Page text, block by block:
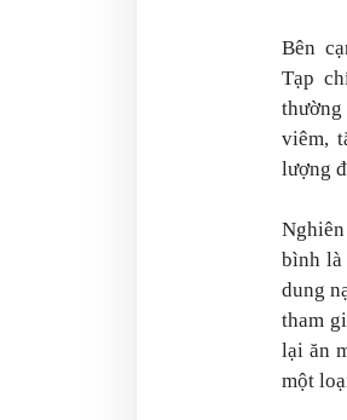
Bên
Tạp
viêm,
lượng
bình là
dung
tham
lại ăn
một